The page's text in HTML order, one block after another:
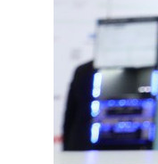
Адрес офиса
125212, г. Москва,
Тех. поддержка